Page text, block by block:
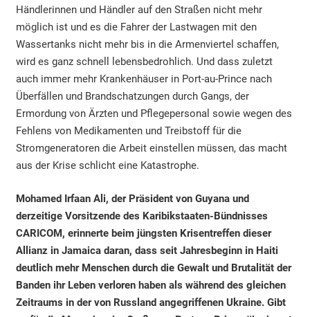
Händlerinnen und Händler auf den Straßen nicht mehr
möglich ist und es die Fahrer der Lastwagen mit den
Wassertanks nicht mehr bis in die Armenviertel schaffen,
wird es ganz schnell lebensbedrohlich. Und dass zuletzt
auch immer mehr Krankenhäuser in Port-au-Prince nach
Überfällen und Brandschatzungen durch Gangs, der
Ermordung von Ärzten und Pflegepersonal sowie wegen des
Fehlens von Medikamenten und Treibstoff für die
Stromgeneratoren die Arbeit einstellen müssen, das macht
aus der Krise schlicht eine Katastrophe.
Mohamed Irfaan Ali, der Präsident von Guyana und
derzeitige Vorsitzende des Karibikstaaten-Bündnisses
CARICOM, erinnerte beim jüngsten Krisentreffen dieser
Allianz in Jamaica daran, dass seit Jahresbeginn in Haiti
deutlich mehr Menschen durch die Gewalt und Brutalität der
Banden ihr Leben verloren haben als während des gleichen
Zeitraums in der von Russland angegriffenen Ukraine. Gibt